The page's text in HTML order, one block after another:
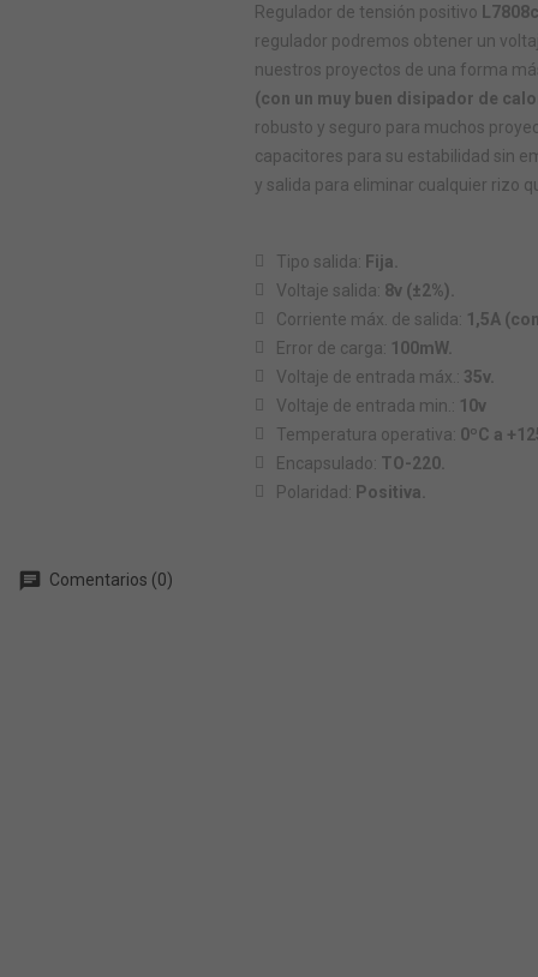
Regulador de tensión positivo
regulador podremos obtener un
nuestros proyectos de una forma
(con un muy buen disipador de
robusto y seguro para muchos
capacitores para su estabilidad sin
y salida para eliminar cualquier rizo
Tipo salida: Fija.
Voltaje salida: 8v (±2%).
Corriente máx. de salida: 1,5A
Error de carga: 100mW.
Voltaje de entrada máx.: 35v.
Voltaje de entrada min.: 10v
Temperatura operativa: 0ºC a
Encapsulado: TO-220.
Polaridad: Positiva.
chat Comentarios (0)